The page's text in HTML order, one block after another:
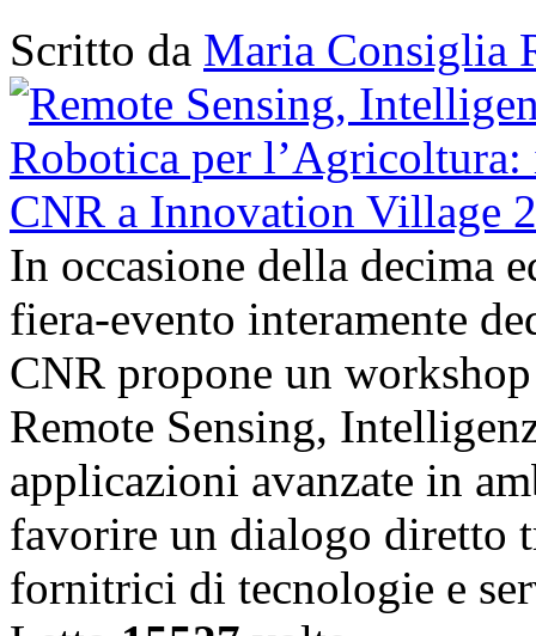
Scritto da Maria Consiglia
In occasione della decima
fiera-evento interamente
CNR propone un
Remote Sensing,
applicazioni avanzate in
favorire un dialogo diretto
fornitrici di tecnologie e